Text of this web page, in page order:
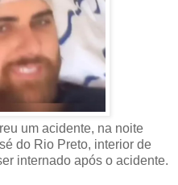
um acidente, na noite
do Rio Preto, interior de
internado após o acidente.